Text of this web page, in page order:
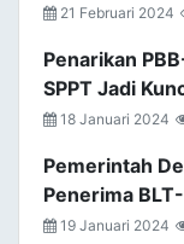
21 Februari 2024
Penarikan
SPPT Jadi
18 Januari 2024
Pemerintah
Penerima
19 Januari 2024